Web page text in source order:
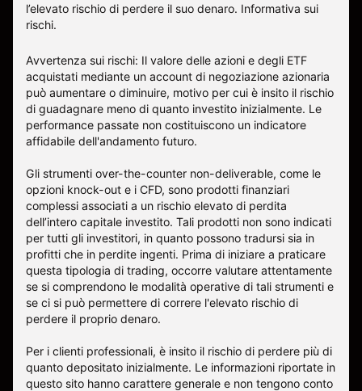
l’elevato rischio di perdere il suo denaro. Informativa sui
rischi.
Avvertenza sui rischi: Il valore delle azioni e degli ETF
acquistati mediante un account di negoziazione azionaria
può aumentare o diminuire, motivo per cui è insito il rischio
di guadagnare meno di quanto investito inizialmente. Le
performance passate non costituiscono un indicatore
affidabile dell'andamento futuro.
Gli strumenti over-the-counter non-deliverable, come le
opzioni knock-out e i CFD, sono prodotti finanziari
complessi associati a un rischio elevato di perdita
dell’intero capitale investito. Tali prodotti non sono indicati
per tutti gli investitori, in quanto possono tradursi sia in
profitti che in perdite ingenti. Prima di iniziare a praticare
questa tipologia di trading, occorre valutare attentamente
se si comprendono le modalità operative di tali strumenti e
se ci si può permettere di correre l'elevato rischio di
perdere il proprio denaro.
Per i clienti professionali, è insito il rischio di perdere più di
quanto depositato inizialmente. Le informazioni riportate in
questo sito hanno carattere generale e non tengono conto